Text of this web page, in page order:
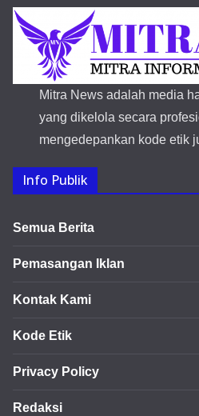
Mitra News adalah media
yang dikelola secara
mengedepankan kode etik
Info Publik
Semua Berita
Pemasangan Iklan
Kontak Kami
Kode Etik
Privacy Policy
Redaksi